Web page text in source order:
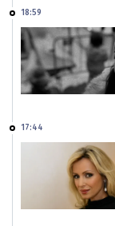
18:59
17:44